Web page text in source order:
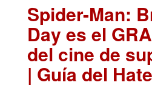
Spider-Man:
Day es el
del cine de
| Guía del